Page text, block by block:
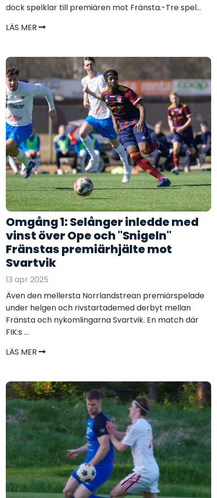
dock spelklar till premiären mot Fränsta.-Tre spel...
LÄS MER
Omgång 1: Selånger inledde med
vinst över Ope och "Snigeln"
Fränstas premiärhjälte mot
Svartvik
13 apr 2025
Även den mellersta Norrlandstrean premiärspelade
under helgen och rivstartademed derbyt mellan
Fränsta och nykomlingarna Svartvik. En match där
FIK:s ...
LÄS MER